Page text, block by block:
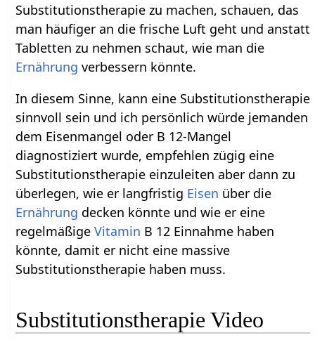
Substitutionstherapie zu machen, schauen, das
man häufiger an die frische Luft geht und anstatt
Tabletten zu nehmen schaut, wie man die
Ernährung verbessern könnte.
In diesem Sinne, kann eine Substitutionstherapie
sinnvoll sein und ich persönlich würde jemanden
dem Eisenmangel oder B 12-Mangel
diagnostiziert wurde, empfehlen zügig eine
Substitutionstherapie einzuleiten aber dann zu
überlegen, wie er langfristig Eisen über die
Ernährung decken könnte und wie er eine
regelmäßigeVitamin B 12 Einnahme haben
könnte, damit er nicht eine massive
Substitutionstherapie haben muss.
Substitutionstherapie Video